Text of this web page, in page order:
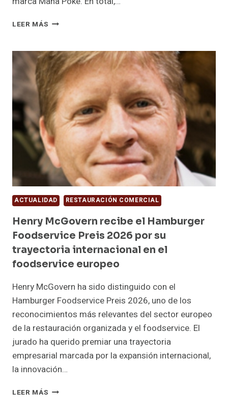
LEER MÁS BOALI
ESPAÑA
ACTUALIDAD RESTAURACIÓN COMERCIAL
Henry McGovern recibe el Hamburger
Foodservice Preis 2026 por su
trayectoria internacional en el
foodservice europeo
Henry McGovern ha sido distinguido con el
Hamburger Foodservice Preis 2026, uno de los
reconocimientos más relevantes del sector europeo
de la restauración organizada y el foodservice. El
jurado ha querido premiar una trayectoria
empresarial marcada por la expansión internacional,
la innovación…
LEER MÁS HENRY